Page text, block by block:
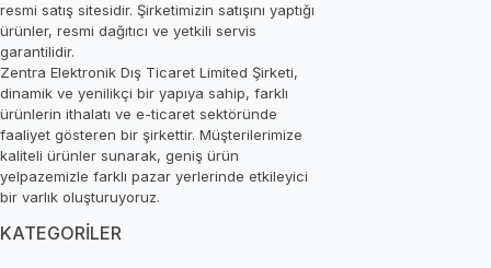
resmi satış sitesidir. Şirketimizin satışını yaptığı
ürünler, resmi dağıtıcı ve yetkili servis
garantilidir.
Zentra Elektronik Dış Ticaret Limited Şirketi,
dinamik ve yenilikçi bir yapıya sahip, farklı
ürünlerin ithalatı ve e-ticaret sektöründe
faaliyet gösteren bir şirkettir. Müşterilerimize
kaliteli ürünler sunarak, geniş ürün
yelpazemizle farklı pazar yerlerinde etkileyici
bir varlık oluşturuyoruz.
KATEGORİLER